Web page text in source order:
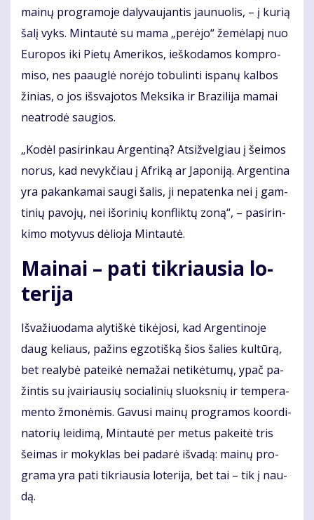
mai­nų pro­gra­mo­je da­ly­vau­jan­tis jau­nuo­lis, – į ku­rią
ša­lį vyks. Min­tau­tė su ma­ma „per­ėjo“ že­mė­la­pį nuo
Eu­ro­pos iki Pie­tų Ame­ri­kos, ieš­ko­da­mos kom­pro­
mi­so, nes pa­aug­lė no­rė­jo to­bu­lin­ti is­pa­nų kal­bos
ži­nias, o jos iš­sva­jo­tos Mek­si­ka ir Bra­zi­li­ja ma­mai
ne­at­ro­dė sau­gios.
„Ko­dėl pa­si­rin­kau Ar­gen­ti­ną? At­si­žvel­giau į šei­mos
no­rus, kad ne­vyk­čiau į Af­ri­ką ar Ja­po­ni­ją. Ar­gen­ti­na
yra pa­kan­ka­mai sau­gi ša­lis, ji ne­pa­ten­ka nei į gam­
ti­nių pa­vo­jų, nei iš­ori­nių kon­flik­tų zo­ną“, – pa­si­rin­
ki­mo mo­ty­vus dė­lio­ja Min­tau­tė.
Mai­nai – pa­ti tik­riau­sia lo­
te­ri­ja
Iš­va­žiuo­da­ma aly­tiš­kė ti­kė­jo­si, kad Ar­gen­ti­no­je
daug ke­liaus, pa­žins eg­zo­tiš­ką šios ša­lies kul­tū­rą,
bet re­a­ly­bė pa­tei­kė ne­ma­žai ne­ti­kė­tu­mų, ypač pa­
žin­tis su įvai­riau­sių so­cia­li­nių sluoks­nių ir tem­pe­ra­
men­to žmo­nė­mis. Ga­vu­si mai­nų pro­gra­mos ko­or­di­
na­to­rių lei­di­mą, Min­tau­tė per me­tus pa­kei­tė tris
šei­mas ir mo­kyk­las bei pa­da­rė iš­va­dą: mai­nų pro­
gra­ma yra pa­ti tik­riau­sia lo­te­ri­ja, bet tai – tik į nau­
dą.